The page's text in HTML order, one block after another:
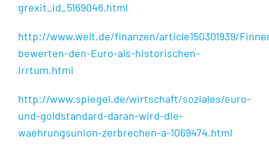
grexit_id_5169046.html
http://www.welt.de/finanzen/article150301939/
bewerten-den-Euro-als-historischen-
Irrtum.html
http://www.spiegel.de/wirtschaft/soziales/euro-
und-goldstandard-daran-wird-die-
waehrungsunion-zerbrechen-a-1069474.html